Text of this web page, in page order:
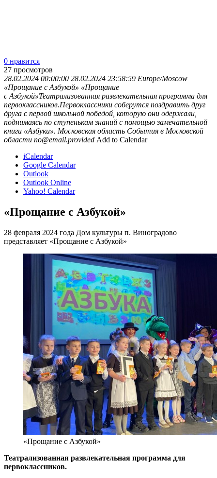
0 нравится
27 просмотров
28.02.2024 00:00:00 28.02.2024 23:58:59 Europe/Moscow
«Прощание с Азбукой» «Прощание
с Азбукой»Театрализованная развлекательная программа для
первоклассников.Первоклассники соберутся поздравить друг
друга с первой школьной победой, которую они одержали,
поднимаясь по ступенькам знаний с помощью замечательной
книги «Азбуки». Московская область События в Московской
области no@email.provided Add to Calendar
iCalendar
Google Calendar
Outlook
Outlook Online
Yahoo! Calendar
«Прощание с Азбукой»
28 февраля 2024 года Дом культуры п. Виноградово
представляет «Прощание с Азбукой»
«Прощание с Азбукой»
Театрализованная развлекательная программа для
первоклассников.